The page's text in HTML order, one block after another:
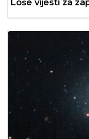
Loše vijesti za